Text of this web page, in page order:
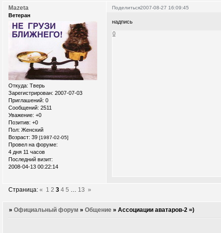
Поделиться2007-08-27 16:09:45
Mazeta
Ветеран
Откуда: Тверь
Зарегистрирован: 2007-07-03
Приглашений: 0
Сообщений: 2511
Уважение: +0
Позитив: +0
Пол: Женский
Возраст: 39 [1987-02-05]
Провел на форуме:
4 дня 11 часов
Последний визит:
2008-04-13 00:22:14
надпись
0
Страница:« 1 2 3 4 5 13 »
»Официальный форум »Общение »Ассоциации аватаров-2 =)